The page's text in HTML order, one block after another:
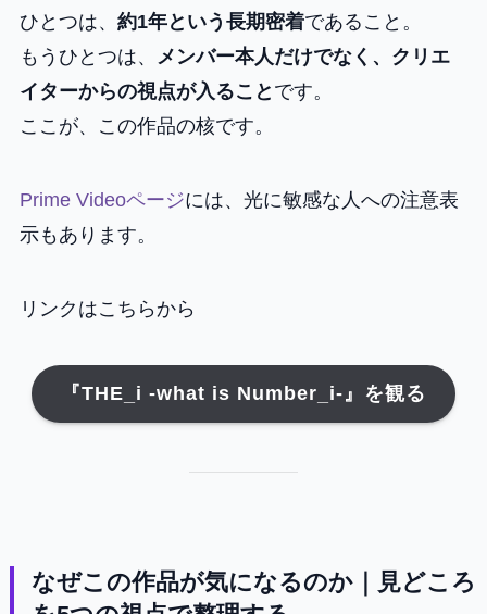
ひとつは、 約1年という長期密着であること。
もうひとつは、 メンバー本人だけでなく、クリエ
イターからの視点が入ること です。
ここが、この作品の核です。
Prime Videoページには、光に敏感な人への注意表
示もあります。
リンクはこちらから
『THE_i -what is Number_i-』を観る
なぜこの作品が気になるのか｜見どころ